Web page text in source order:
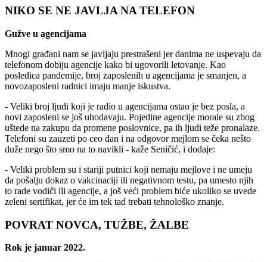
NIKO SE NE JAVLJA NA TELEFON
Gužve u agencijama
Mnogi građani nam se javljaju prestrašeni jer danima ne uspevaju da
telefonom dobiju agencije kako bi ugovorili letovanje. Kao
posledica pandemije, broj zaposlenih u agencijama je smanjen, a
novozaposleni radnici imaju manje iskustva.
- Veliki broj ljudi koji je radio u agencijama ostao je bez posla, a
novi zaposleni se još uhodavaju. Pojedine agencije morale su zbog
uštede na zakupu da promene poslovnice, pa ih ljudi teže pronalaze.
Telefoni su zauzeti po ceo dan i na odgovor mejlom se čeka nešto
duže nego što smo na to navikli - kaže Seničić, i dodaje:
- Veliki problem su i stariji putnici koji nemaju mejlove i ne umeju
da pošalju dokaz o vakcinaciji ili negativnom testu, pa umesto njih
to rade vodiči ili agencije, a još veći problem biće ukoliko se uvede
zeleni sertifikat, jer će im tek tad trebati tehnološko znanje.
POVRAT NOVCA, TUŽBE, ŽALBE
Rok je januar 2022.